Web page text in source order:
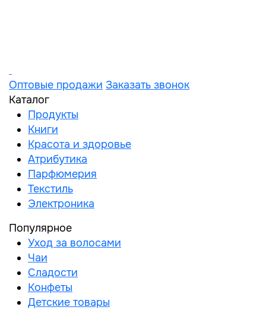
Оптовые продажи Заказать звонок
Каталог
Продукты
Книги
Красота и здоровье
Атрибутика
Парфюмерия
Текстиль
Электроника
Популярное
Уход за волосами
Чаи
Сладости
Конфеты
Детские товары